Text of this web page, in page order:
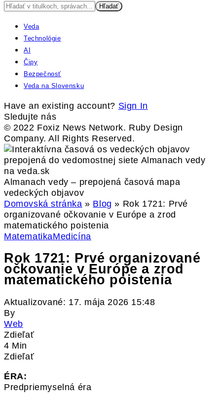
Veda
Technológie
AI
Čipy
Bezpečnosť
Veda na Slovensku
Have an existing account? Sign In
Sledujte nás
© 2022 Foxiz News Network. Ruby Design
Company. All Rights Reserved.
Almanach vedy – prepojená časová mapa
vedeckých objavov
Domovská stránka » Blog » Rok 1721: Prvé
organizované očkovanie v Európe a zrod
matematického poistenia
MatematikaMedicína
Rok 1721: Prvé organizované
očkovanie v Európe a zrod
matematického poistenia
Aktualizované: 17. mája 2026 15:48
By
Web
Zdieľať
4 Min
Zdieľať
ÉRA:
Predpriemyselná éra